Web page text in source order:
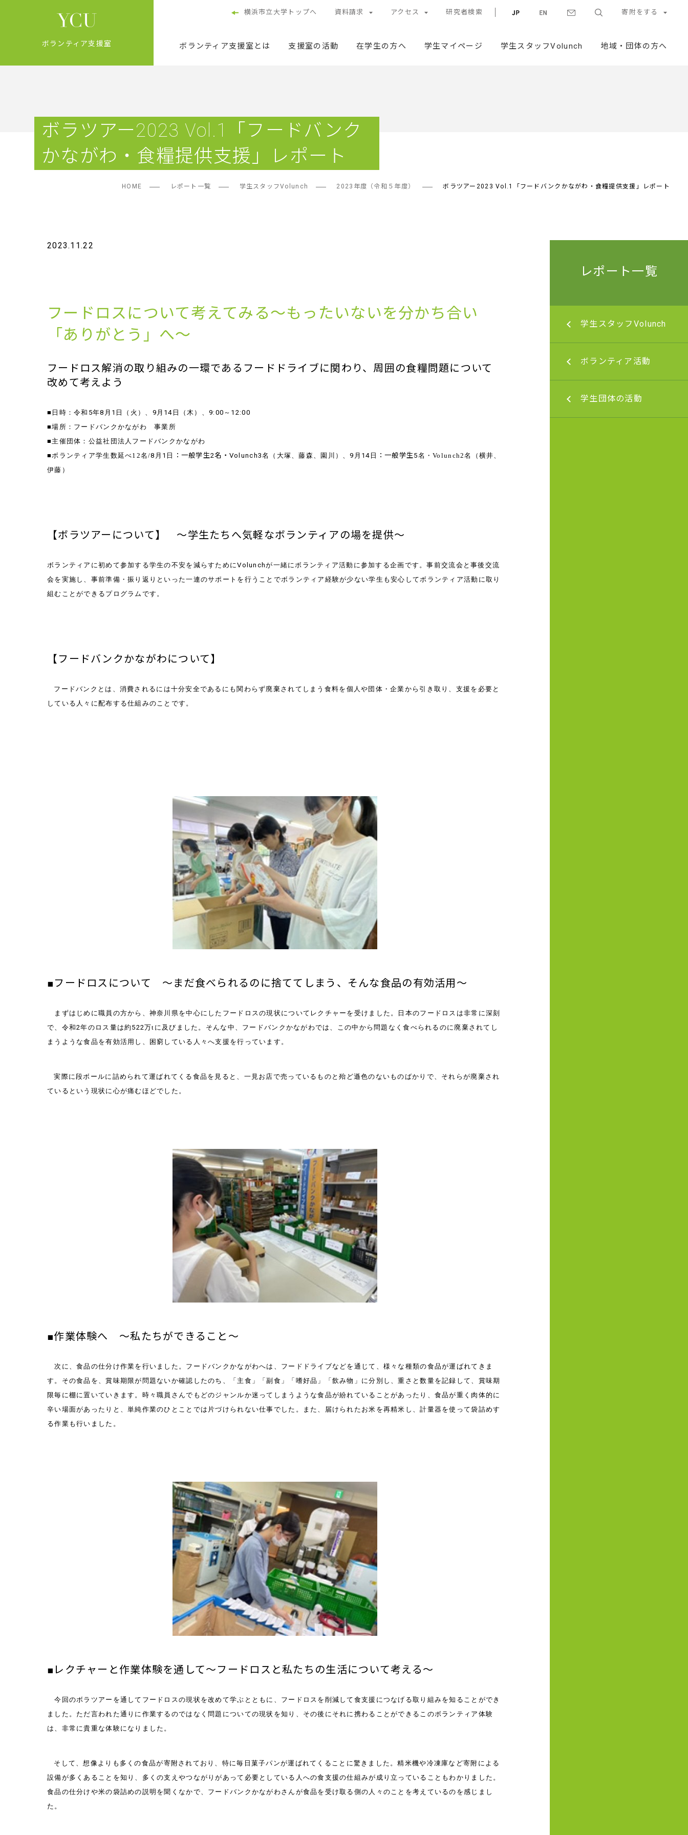
ボランティア支援室
横浜市立大学トップへ 資料請求 アクセス 研究者検索 寄附をする
ボランティア支援室とは 支援室の活動 在学生の方へ 学生マイページ 学生スタッフVolunch 地域・団体の方へ
ボラツアー2023 Vol.1「フードバンク
かながわ・食糧提供支援」レポート
HOME レポート一覧 学生スタッフVolunch 2023年度（令和５年度） ボラツアー2023 Vol.1「フードバンクかながわ・食糧提供支援」レポート
2023.11.22
フードロスについて考えてみる～もったいないを分かち合い
「ありがとう」へ～
フードロス解消の取り組みの一環であるフードドライブに関わり、周囲の食糧問題について
改めて考えよう
■日時：令和 5年8 月 1 日（火）、 9 月 14 日（木）、9:00 ～ 12:00
■場所：フードバンクかながわ 事業所
■主催団体：公益社団法人フードバンクかながわ
■ボランティア学生数延べ12名/8 月 1 日 ：一般学生2名・Volunch3名（大塚、藤森、園川）、9 月 14 日 ：一般学生5名・Volunch2名（横井、
伊藤）
【ボラツアーについて】 ～学生たちへ気軽なボランティアの場を提供～
ボランティアに初めて参加する学生の不安を減らすためにVolunchが一緒にボランティア活動に参加する企画です。事前交流会と事後交流
会を実施し、事前準備・振り返りといった一連のサポートを行うことでボランティア経験が少ない学生も安心してボランティア活動に取り
組むことができるプログラムです。
【フードバンクかながわについて】
フードバンクとは、消費されるには十分安全であるにも関わらず廃棄されてしまう食料を個人や団体・企業から引き取り、支援を必要と
している人々に配布する仕組みのことです。
■フードロスについて ～まだ食べられるのに捨ててしまう、そんな食品の有効活用～
まずはじめに職員の方から、神奈川県を中心にしたフードロスの現状についてレクチャーを受けました。日本のフードロスは非常に深刻
で、令和2年のロス量は約 522万tに及びました。そんな中、フードバンクかながわでは、この中から問題なく食べられるのに廃棄されてし
まうような食品を有効活用し、困窮している人々へ支援を行っています。
実際に段ボールに詰められて運ばれてくる食品を見ると、一見お店で売っているものと殆ど遜色のないものばかりで、それらが廃棄され
ているという現状に心が痛むほどでした。
■作業体験へ ～私たちができること～
次に、食品の仕分け作業を行いました。フードバンクかながわへは、フードドライブなどを通じて、様々な種類の食品が運ばれてきま
す。その食品を、賞味期限が問題ないか確認したのち、「主食」「副食」「嗜好品」「飲み物」に分別し、重さと数量を記録して、賞味期
限毎に棚に置いていきます。時々職員さんでもどのジャンルか迷ってしまうような食品が紛れていることがあったり、食品が重く肉体的に
辛い場面があったりと、単純作業のひとことでは片づけられない仕事でした。また、届けられたお米を再精米し、計量器を使って袋詰めす
る作業も行いました。
■レクチャーと作業体験を通して～フードロスと私たちの生活について考える～
今回のボラツアーを通してフードロスの現状を改めて学ぶとともに、フードロスを削減して食支援につなげる取り組みを知ることができ
ました。ただ言われた通りに作業するのではなく問題についての現状を知り、その後にそれに携わることができるこのボランティア体験
は、非常に貴重な体験になりました。
そして、想像よりも多くの食品が寄附されており、特に毎日菓子パンが運ばれてくることに驚きました。精米機や冷凍庫など寄附による
設備が多くあることを知り、多くの支えやつながりがあって必要としている人への食支援の仕組みが成り立っていることもわかりました。
食品の仕分けや米の袋詰めの説明を聞くなかで、フードバンクかながわさんが食品を受け取る側の人々のことを考えているのを感じまし
た。
レポート一覧
学生スタッフVolunch
2025年度（令和７年度）
2019年度（平成30年度～
令和元年度）
ボランティア活動
ボランティア活動
～30年度）
学生団体の活動